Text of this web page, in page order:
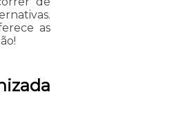
as